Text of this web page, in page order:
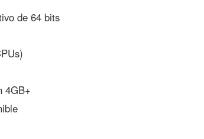
de 64 bits
4GB+